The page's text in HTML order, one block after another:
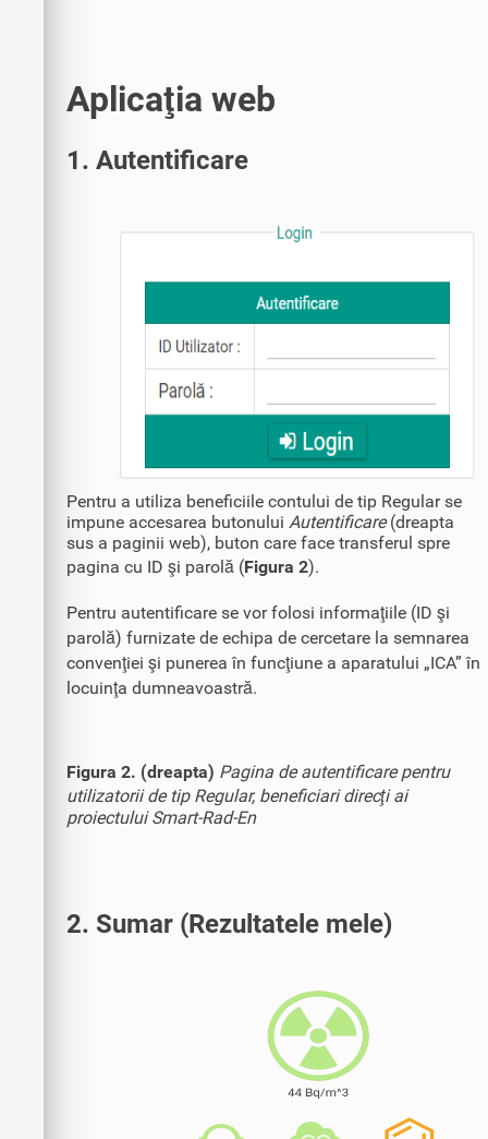
Aplicaţia web
1. Autentificare
Pentru a utiliza beneficiile contului de tip Regular se
impune accesarea butonului Autentificare(dreapta
sus a paginii web), buton care face transferul spre
pagina cu ID şi parolă (Figura 2).
Pentru autentificare se vor folosi informaţiile (ID şi
parolă) furnizate de echipa de cercetare la semnarea
convenţiei şi punerea în funcţiune a aparatului „ICA” în
locuinţa dumneavoastră.
Figura 2. (dreapta) Pagina de autentificare pentru
utilizatorii de tip Regular, beneficiari direcţi ai
proiectului Smart-Rad-En
2. Sumar (Rezultatele mele)